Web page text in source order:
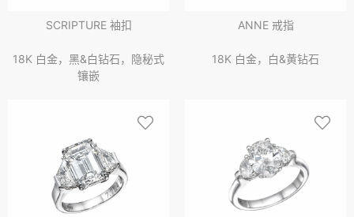
SCRIPTURE 袖扣
18K 白金，黑&白钻石，隐秘式
镶嵌
ANNE 戒指
18K 白金，白&黄钻石